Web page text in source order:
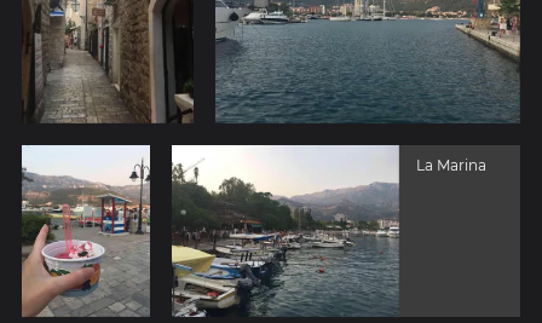
La Marina